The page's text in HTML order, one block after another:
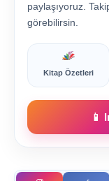
paylaşıyoruz.
görebilirsin.
Kitap Özetleri
📱